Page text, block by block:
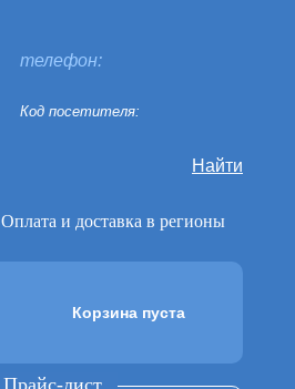
телефон:
Код посетителя:
Найти
Оплата и доставка в регионы
Корзина пуста
Прайс-лист